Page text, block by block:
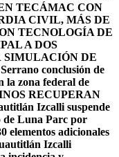
TECÁMAC CON
CIVIL, MÁS DE
TECNOLOGÍA DE
A DOS
SIMULACIÓN DE
conclusión de
la zona federal de
RECUPERAN
Izcalli suspende
de Luna Parc por
elementos adicionales
Izcalli